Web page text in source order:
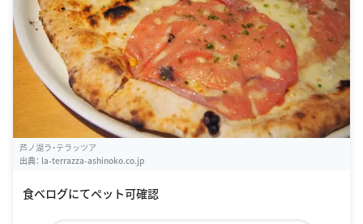
芦ノ湖ラ・テラッツア
出典： la-terrazza-ashinoko.co.jp
食べログにてペット可確認